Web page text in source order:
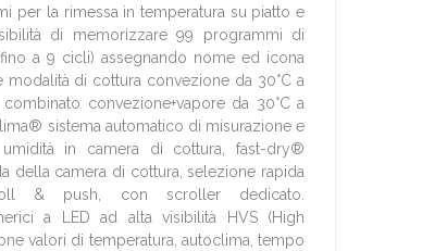
per la rimessa in temperatura su piatto e
di memorizzare 99 programmi di
a 9 cicli) assegnando nome ed icona
di cottura convezione da 30°C a
convezione+vapore da 30°C a
sistema automatico di misurazione e
in camera di cottura, fast-dry®
della camera di cottura, selezione rapida
& push, con scroller dedicato.
a LED ad alta visibilità HVS (High
valori di temperatura, autoclima, tempo